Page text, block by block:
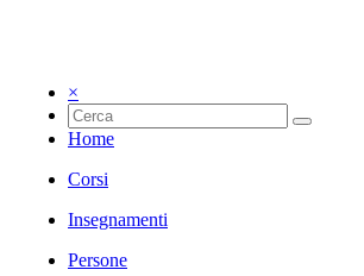
×
Home
Corsi
Insegnamenti
Persone